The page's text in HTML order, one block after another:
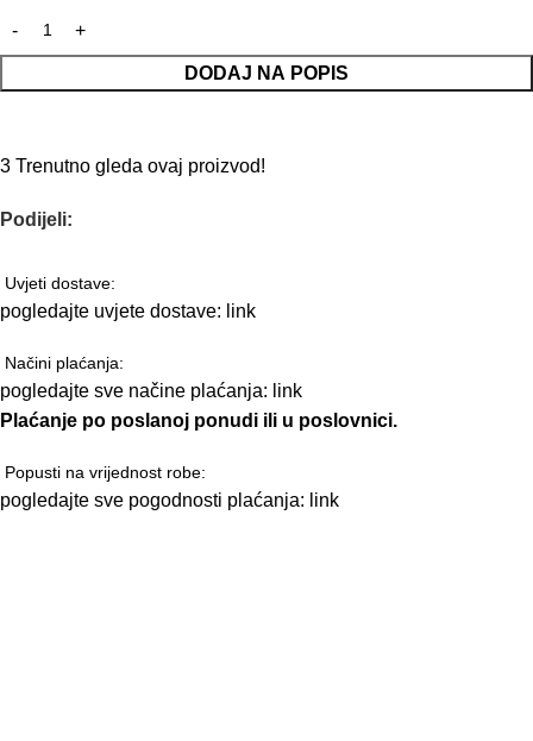
DODAJ NA POPIS
3 Trenutno gleda ovaj proizvod!
Podijeli:
Uvjeti dostave:
pogledajte uvjete dostave: link
Načini plaćanja:
pogledajte sve načine plaćanja: link
Plaćanje po poslanoj ponudi ili u poslovnici.
Popusti na vrijednost robe:
pogledajte sve pogodnosti plaćanja: link